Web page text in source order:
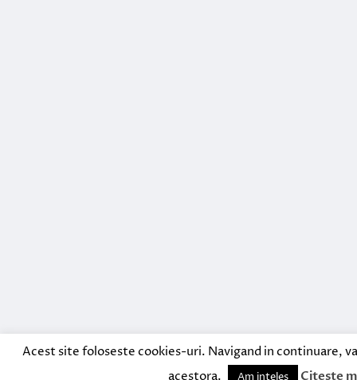
Acest site foloseste cookies-uri. Navigand in continuare,
acestora.
Am inteles Citeste